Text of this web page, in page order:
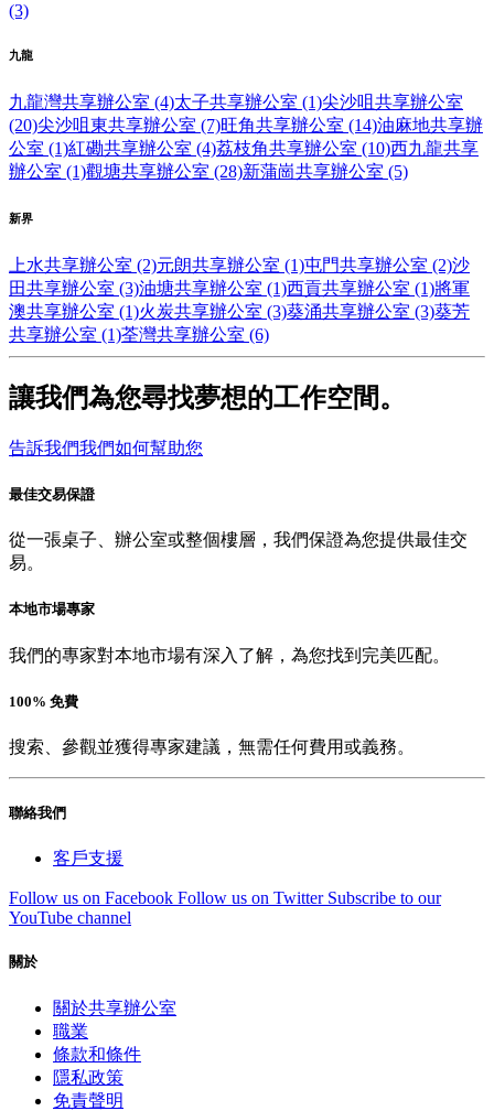
(3)
九龍
九龍灣共享辦公室 (4)太子共享辦公室 (1)尖沙咀共享辦公室
(20)尖沙咀東共享辦公室 (7)旺角共享辦公室 (14)油麻地共享辦
公室 (1)紅磡共享辦公室 (4)荔枝角共享辦公室 (10)西九龍共享
辦公室 (1)觀塘共享辦公室 (28)新蒲崗共享辦公室 (5)
新界
上水共享辦公室 (2)元朗共享辦公室 (1)屯門共享辦公室 (2)沙
田共享辦公室 (3)油塘共享辦公室 (1)西貢共享辦公室 (1)將軍
澳共享辦公室 (1)火炭共享辦公室 (3)葵涌共享辦公室 (3)葵芳
共享辦公室 (1)荃灣共享辦公室 (6)
讓我們為您尋找夢想的工作空間。
告訴我們我們如何幫助您
最佳交易保證
從一張桌子、辦公室或整個樓層，我們保證為您提供最佳交
易。
本地市場專家
我們的專家對本地市場有深入了解，為您找到完美匹配。
100% 免費
搜索、參觀並獲得專家建議，無需任何費用或義務。
聯絡我們
客戶支援
Follow us on Facebook Follow us on Twitter Subscribe to our
YouTube channel
關於
關於共享辦公室
職業
條款和條件
隱私政策
免責聲明